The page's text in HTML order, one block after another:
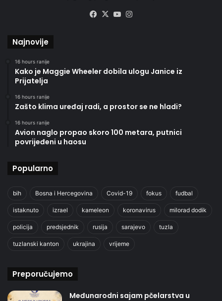
Facebook
X YouTube
Najnovije
16 hours ranije
Kako je Maggie Wheeler dobila ulogu Janice iz
Prijatelja
16 hours ranije
Zašto klima uređaj radi, a prostor se ne hladi?
16 hours ranije
Avion naglo propao skoro 100 metara, putnici
povrijeđeni u haosu
Popularno
bih Bosna i Hercegovina Covid-19 fokus fudbal
istaknuto izrael kameleon koronavirus milorad dodik
policija predsjednik rusija sarajevo tuzla
tuzlanski kanton ukrajina vrijeme
Preporučujemo
Međunarodni sajam pčelarstva u